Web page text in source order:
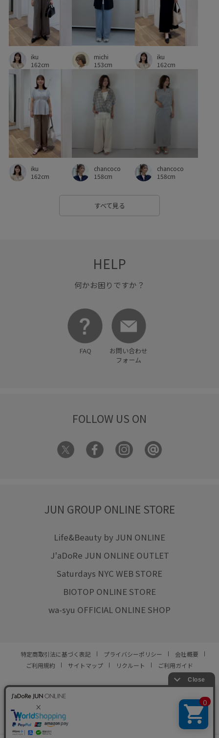
iku
162cm
michi
153cm
iku
162cm
iku
162cm
chancoco
158cm
chancoco
158cm
すべて見る
HELP
何かお困りですか？
FAQ
お問い合わせ
フォーム
FOLLOW US ON
JUN GROUP ONLINE STORE
Life&Beauty by JUN ONLINE
J'aDoRe JUN ONLINE OUTLET
Saturdays NYC WEB STORE
BIOTOP ONLINE STORE
wa-syu OFFICIAL ONLINE SHOP
特定商取引法に基づく表記 プライバシーポリシー
会社概要
ご利用規約
サイトマップ リクルート ご利用ガイド
© JUN CO.,LTD. ALL RIGHTS RESERVED.